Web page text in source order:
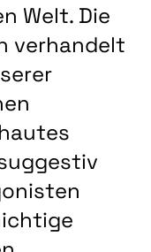
Welt. Die
verhandelt